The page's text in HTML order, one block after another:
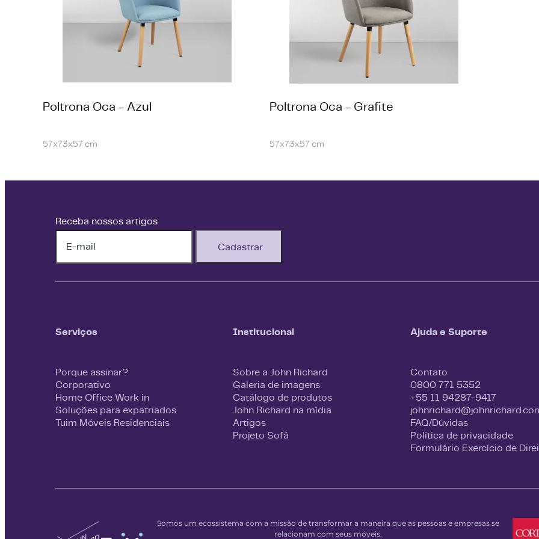
Poltrona Oca - Azul
57x73x57 cm
Poltrona Oca - Grafite
57x73x57 cm
Receba nossos artigos
Cadastrar
Serviços
Porque assinar?
Corporativo
Home Office Work in
Soluções para expatriados
Tuim Móveis Residenciais
Institucional
Sobre a John Richard
Galeria de imagens
Catálogo de produtos
John Richard na mídia
Artigos
Projeto Sofá
Ajuda e Suporte
Contato
0800 771 5352
+55 11 94287-9417
FAQ/Dúvidas
Política de privacidade
Formulário Exercício de
Somos um ecossistema com a missão de transformar a maneira que as pessoas e empresas se
relacionam com seus móveis.